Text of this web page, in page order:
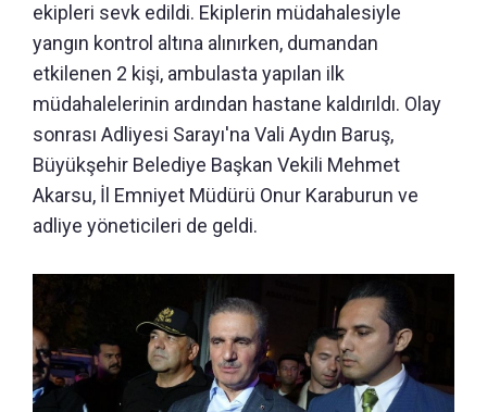
ekipleri sevk edildi. Ekiplerin müdahalesiyle
yangın kontrol altına alınırken, dumandan
etkilenen 2 kişi, ambulasta yapılan ilk
müdahalelerinin ardından hastane kaldırıldı. Olay
sonrası Adliyesi Sarayı'na Vali Aydın Baruş,
Büyükşehir Belediye Başkan Vekili Mehmet
Akarsu, İl Emniyet Müdürü Onur Karaburun ve
adliye yöneticileri de geldi.